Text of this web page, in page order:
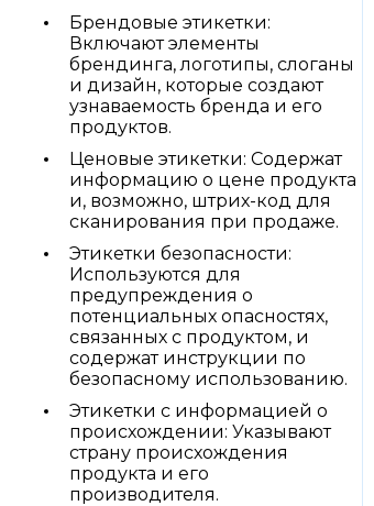
Брендовые этикетки:
Включают элементы
брендинга, логотипы, слоганы
и дизайн, которые создают
узнаваемость бренда и его
продуктов.
Ценовые этикетки: Содержат
информацию о цене продукта
и, возможно, штрих-код для
сканирования при продаже.
Этикетки безопасности:
Используются для
предупреждения о
потенциальных опасностях,
связанных с продуктом, и
содержат инструкции по
безопасному использованию.
Этикетки с информацией о
происхождении: Указывают
страну происхождения
продукта и его
производителя.